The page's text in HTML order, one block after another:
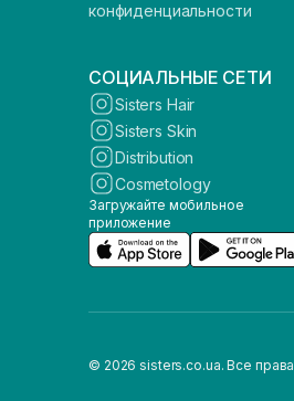
конфиденциальности
СОЦИАЛЬНЫЕ СЕТИ
Sisters Hair
Sisters Skin
Distribution
Cosmetology
Загружайте мобильное
приложение
© 2026 sisters.co.ua. Все